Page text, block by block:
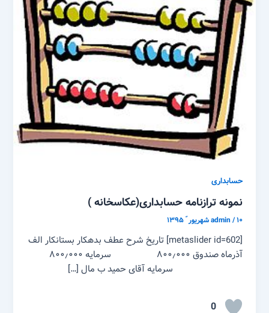
حسابداری
نمونه ترازنامه حسابداری(عکاسخانه )
admin/۱۰ شهریور ّ ۱۳۹۵
[metaslider id=602] تاریخ شرح عطف بدهکار بستانکار الف
آذرماه صندوق ۸۰۰٫۰۰۰ سرمایه ۸۰۰٫۰۰۰
سرمایه آقای حمید ب مال […]
0